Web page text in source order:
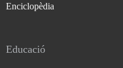
Enciclopèdia
Educació